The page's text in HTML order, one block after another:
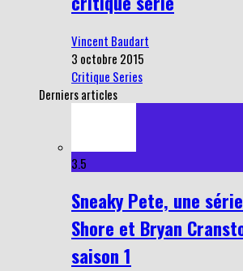
Vincent Baudart
3 octobre 2015
Critique Series
Derniers articles
3.5
Sneaky Pete, une
Shore et Bryan
saison 1